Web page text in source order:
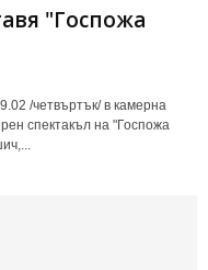
"Госпожа
/четвъртък/ в камерна
спектакъл на "Госпожа